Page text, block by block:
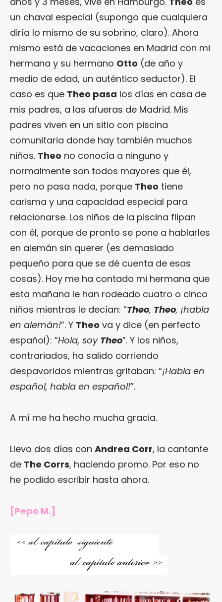
un chaval especial (supongo que cualquiera
diría lo mismo de su sobrino, claro). Ahora
mismo está de vacaciones en Madrid con mi
hermana y su hermano Otto (de año y
medio de edad, un auténtico seductor). El
caso es que Theo pasa los días en casa de
mis padres, a las afueras de Madrid. Mis
padres viven en un sitio con piscina
comunitaria donde hay también muchos
niños. Theo no conocía a ninguno y
normalmente son todos mayores que él,
pero no pasa nada, porque Theo tiene
carisma y una capacidad especial para
relacionarse. Los niños de la piscina flipan
con él, porque de pronto se pone a hablarles
en alemán sin querer (es demasiado
pequeño para que se dé cuenta de esas
cosas). Hoy me ha contado mi hermana que
esta mañana le han rodeado cuatro o cinco
niños mientras le decían: “Theo, Theo, ¡habla
en alemán!”. Y Theo va y dice (en perfecto
español): “Hola, soy Theo”. Y los niños,
contrariados, ha salido corriendo
despavoridos mientras gritaban: “¡Habla en
español, habla en español!”.
A mí me ha hecho mucha gracia.
Llevo dos días con Andrea Corr, la cantante
de The Corrs, haciendo promo. Por eso no
he podido escribir hasta ahora.
[Pepo M.]